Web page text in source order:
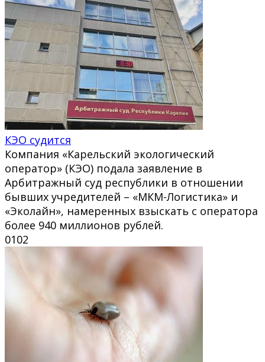
КЭО судится
Компания «Карельский экологический
оператор» (КЭО) подала заявление в
Арбитражный суд республики в отношении
бывших учредителей – «МКМ-Логистика» и
«Эколайн», намеренных взыскать с оператора
более 940 миллионов рублей.
0102